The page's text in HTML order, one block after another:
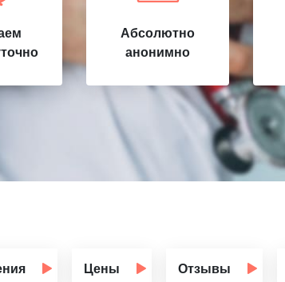
Абсолютно
анонимно
Цены Отзывы